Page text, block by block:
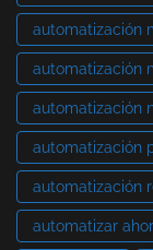
automatización
automatización
automatización
automatización
automatización
automatizar